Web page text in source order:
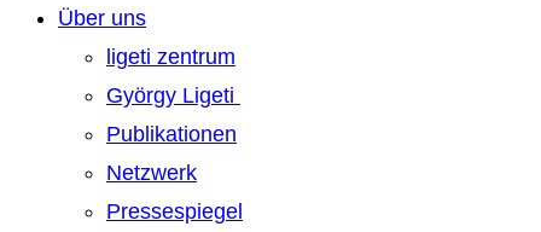
Über uns
ligeti zentrum
György Ligeti
Publikationen
Netzwerk
Pressespiegel